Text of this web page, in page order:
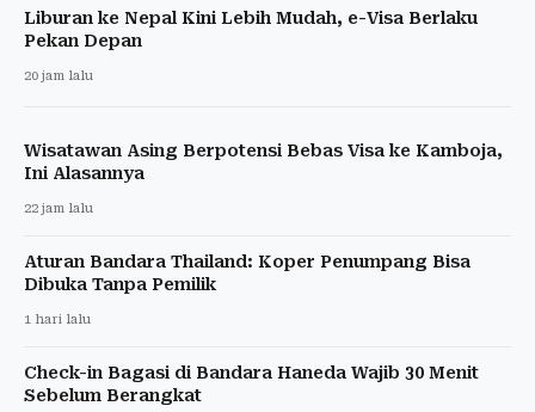
Liburan ke Nepal Kini Lebih Mudah, e-Visa Berlaku
Pekan Depan
20 jam lalu
Wisatawan Asing Berpotensi Bebas Visa ke Kamboja,
Ini Alasannya
22 jam lalu
Aturan Bandara Thailand: Koper Penumpang Bisa
Dibuka Tanpa Pemilik
1 hari lalu
Check-in Bagasi di Bandara Haneda Wajib 30 Menit
Sebelum Berangkat